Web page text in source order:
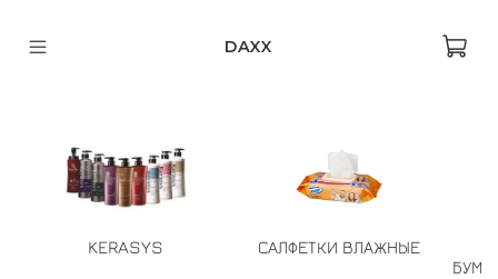
DAXX
KERASYS
САЛФЕТКИ ВЛАЖНЫЕ